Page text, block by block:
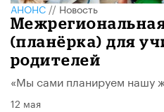
АНОНС//Новость
(планёрка) для
родителей
«Мы сами планируем нашу
12 мая